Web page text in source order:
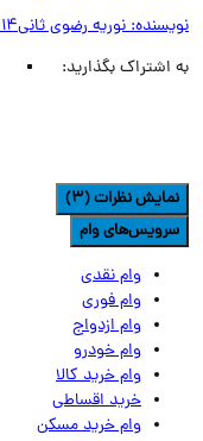
نوریه رضوی ثانی14 مرداد 1405
اشتراک بگذارید:
نظرات (3)
وام
وام نقدی
وام فوری
وام ازدواج
وام خودرو
وام خرید کالا
خرید اقساطی
وام خرید مسکن